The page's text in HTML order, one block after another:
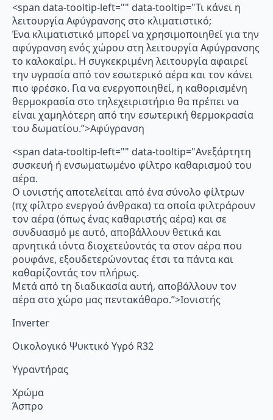
<span data-tooltip-left="" data-tooltip="Τι κάνει η
λειτουργία Αφύγρανσης στο κλιματιστικό;
Ένα κλιματιστικό μπορεί να χρησιμοποιηθεί για την
αφύγρανση ενός χώρου στη λειτουργία Αφύγρανσης
το καλοκαίρι. Η συγκεκριμένη λειτουργία αφαιρεί
την υγρασία από τον εσωτερικό αέρα και τον κάνει
πιο φρέσκο. Για να ενεργοποιηθεί, η καθορισμένη
θερμοκρασία στο τηλεχειριστήριο θα πρέπει να
είναι χαμηλότερη από την εσωτερική θερμοκρασία
του δωματίου.”>Αφύγρανση
<span data-tooltip-left="" data-tooltip="Ανεξάρτητη
συσκευή ή ενσωματωμένο φίλτρο καθαρισμού του
αέρα.
Ο ιονιστής αποτελείται από ένα σύνολο φίλτρων
(πχ φίλτρο ενεργού άνθρακα) τα οποία φιλτράρουν
τον αέρα (όπως ένας καθαριστής αέρα) και σε
συνδυασμό με αυτό, αποβάλλουν θετικά και
αρνητικά ιόντα διοχετεύοντάς τα στον αέρα που
ρουφάνε, εξουδετερώνοντας έτσι τα πάντα και
καθαρίζοντάς τον πλήρως.
Μετά από τη διαδικασία αυτή, αποβάλλουν τον
αέρα στο χώρο μας πεντακάθαρο.”>Ιονιστής
Inverter
Οικολογικό Ψυκτικό Υγρό R32
Υγραντήρας
Χρώμα
Άσπρο